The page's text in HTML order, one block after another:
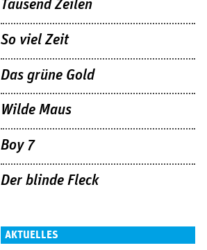
Tausend Zeilen
So viel Zeit
Das grüne Gold
Wilde Maus
Boy 7
Der blinde Fleck
AKTUELLES